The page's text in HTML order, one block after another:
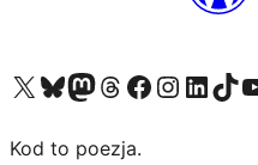
Odwiedź nasze konto X (dawniej Twitter)
Odwiedź nasze konto Bluesky
Odwiedź nasze konto na Mastodoncie
Odwiedź naszego Threadsa
Odwiedź naszego
Odwiedź nasze konto na
Odwiedź nasze
Odwiedź
Kod to poezja.